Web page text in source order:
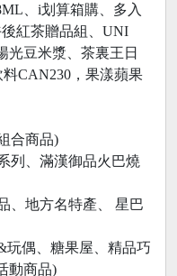
、i划算箱購、多入
紅茶贈品組、UNI
光豆米漿、茶裏王日
CAN230，果漾蘋果
合商品)
列、滿漢御品火巴燒
、地方名特產、 星巴
玩偶、糖果屋、精品巧
動商品)